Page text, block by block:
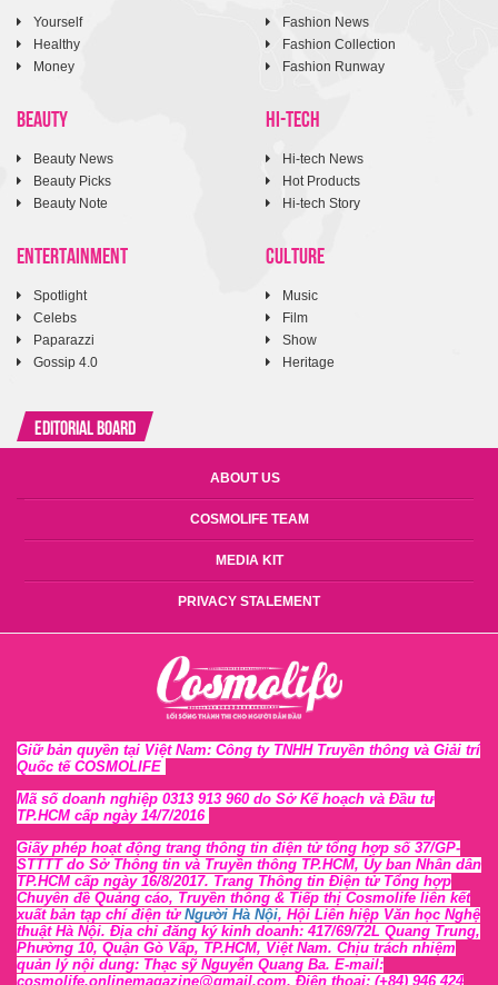
Yourself
Healthy
Money
Fashion News
Fashion Collection
Fashion Runway
BEAUTY
Beauty News
Beauty Picks
Beauty Note
HI-TECH
Hi-tech News
Hot Products
Hi-tech Story
ENTERTAINMENT
Spotlight
Celebs
Paparazzi
Gossip 4.0
CULTURE
Music
Film
Show
Heritage
Editorial Board
ABOUT US
COSMOLIFE TEAM
MEDIA KIT
PRIVACY STALEMENT
Giữ bản quyền tại Việt Nam: Công ty TNHH Truyền thông và Giải trí
Quốc tế COSMOLIFE
Mã số doanh nghiệp 0313 913 960 do Sở Kế hoạch và Đầu tư
TP.HCM cấp ngày 14/7/2016
Giấy phép hoạt động trang thông tin điện tử tổng hợp số 37/GP-
STTTT do Sở Thông tin và Truyền thông TP.HCM, Ủy ban Nhân dân
TP.HCM cấp ngày 16/8/2017. Trang Thông tin Điện tử Tổng hợp
Chuyên đề Quảng cáo, Truyền thông & Tiếp thị Cosmolife liên kết
xuất bản tạp chí điện tử Người Hà Nội, Hội Liên hiệp Văn học Nghệ
thuật Hà Nội. Địa chỉ đăng ký kinh doanh: 417/69/72L Quang Trung,
Phường 10, Quận Gò Vấp, TP.HCM, Việt Nam. Chịu trách nhiệm
quản lý nội dung: Thạc sỹ Nguyễn Quang Ba. E-mail:
cosmolife.onlinemagazine@gmail.com. Điện thoại: (+84) 946 424